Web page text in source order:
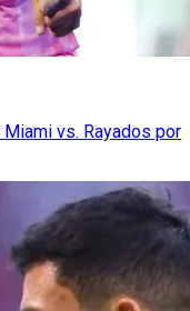
vs. Rayados por